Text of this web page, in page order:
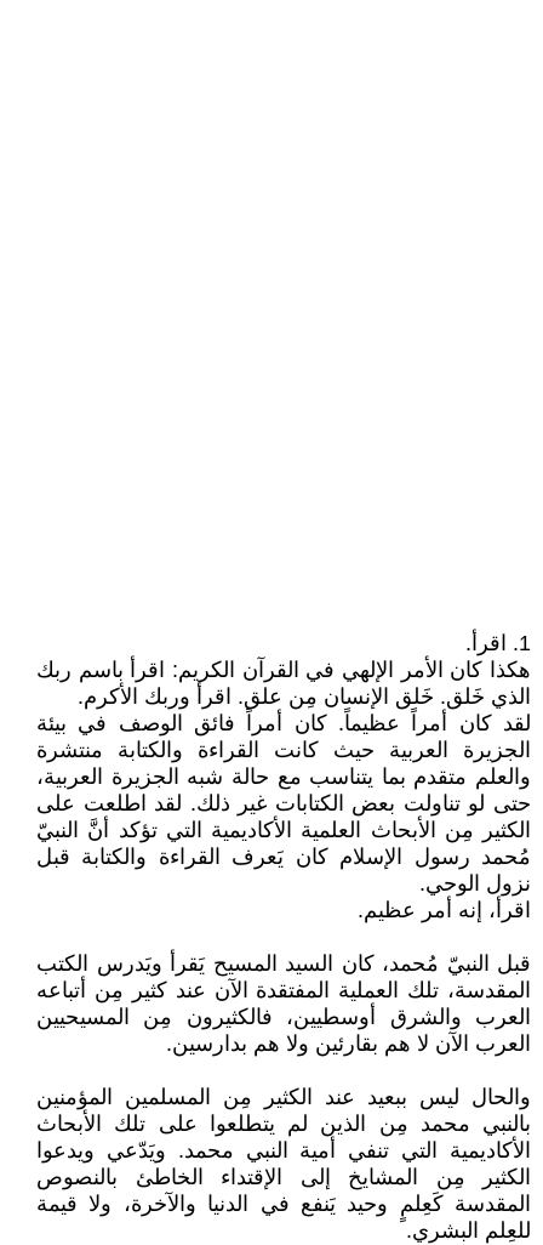
1. اقرأ.
هكذا كان الأمر الإلهي في القرآن الكريم: اقرأ باسم ربك
الذي خَلق. خَلق الإنسان مِن علق. اقرأ وربك الأكرم.
لقد كان أمراً عظيماً. كان أمراً فائق الوصف في بيئة
الجزيرة العربية حيث كانت القراءة والكتابة منتشرة
والعلم متقدم بما يتناسب مع حالة شبه الجزيرة العربية،
حتى لو تناولت بعض الكتابات غير ذلك. لقد اطلعت على
الكثير مِن الأبحاث العلمية الأكاديمية التي تؤكد أنَّ النبيّ
مُحمد رسول الإسلام كان يَعرف القراءة والكتابة قبل
نزول الوحي.
اقرأ، إنه أمر عظيم.
قبل النبيّ مُحمد، كان السيد المسيح يَقرأ ويَدرس الكتب
المقدسة، تلك العملية المفتقدة الآن عند كثير مِن أتباعه
العرب والشرق أوسطيين، فالكثيرون مِن المسيحيين
العرب الآن لا هم بقارئين ولا هم بدارسين.
والحال ليس ببعيد عند الكثير مِن المسلمين المؤمنين
بالنبي محمد مِن الذين لم يتطلعوا على تلك الأبحاث
الأكاديمية التي تنفي أمية النبي محمد. ويَدّعي ويدعوا
الكثير مِن المشايخ إلى الإقتداء الخاطئ بالنصوص
المقدسة كَعِلمٍ وحيد يَنفع في الدنيا والآخرة، ولا قيمة
للعِلم البشري.